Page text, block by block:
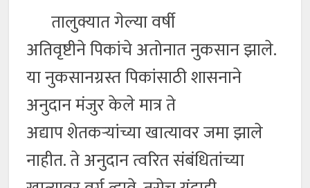
तालुक्यात गेल्या वर्षी
अतिवृष्टीने पिकांचे अतोनात नुकसान झाले.
या नुकसानग्रस्त पिकांसाठी शासनाने
अनुदान मंजुर केले मात्र ते
अद्याप शेतकऱ्यांच्या खात्यावर जमा झाले
नाहीत. ते अनुदान त्वरित संबंधितांच्या